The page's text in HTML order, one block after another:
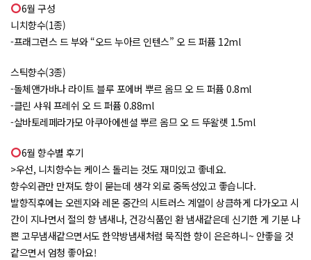
6월 구성
니치향수(1종)
-프래그런스 드 부와 “오드 누아르 인텐스” 오 드 퍼퓸 12ml
스틱향수(3종)
-돌체앤가바나 라이트 블루 포에버 뿌르 옴므 오 드 퍼퓸 0.8ml
-클린 샤워 프레쉬 오 드 퍼퓸 0.88ml
-살바토레페라가모 아쿠아에센셜 뿌르 옴므 오 드 뚜왈렛 1.5ml
6월 향수별 후기
>우선, 니치향수는 케이스 돌리는 것도 재미있고 좋네요.
향수외관만 만져도 향이 묻는데 생각 외로 중독성있고 좋습니다.
발향직후에는 오렌지와 레몬 중간의 시트러스 계열이 상큼하게 다가오고 시
간이 지나면서 절의 향 냄새나, 건강식품인 환 냄새같은데 신기한 게 기분 나
쁜 고무냄새같으면서도 한약방냄새처럼 묵직한 향이 은은하니~ 안좋을 것
같으면서 엄청 좋아요!